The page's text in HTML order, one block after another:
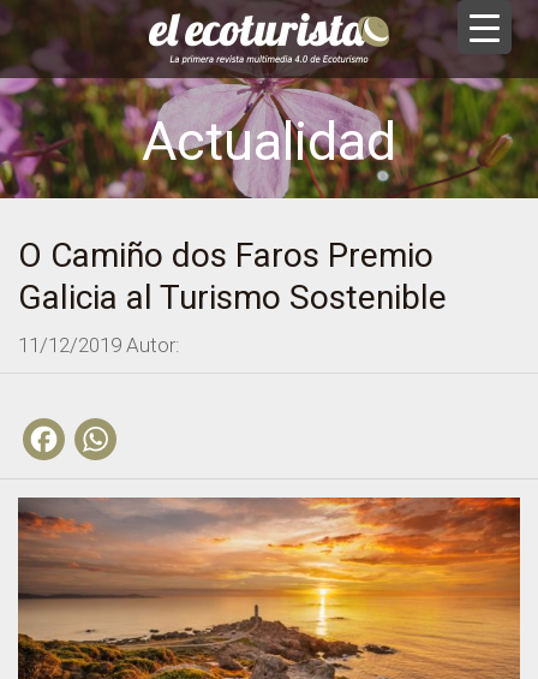
Actualidad
O Camiño dos Faros Premio
Galicia al Turismo Sostenible
11/12/2019 Autor:
Facebook